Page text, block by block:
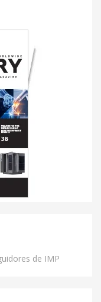
de IMP